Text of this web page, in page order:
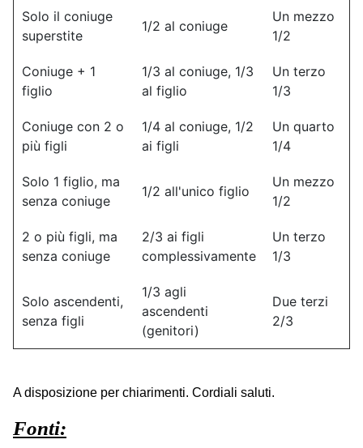
Solo il coniuge
superstite
1/2 al coniuge
Un mezzo
1/2
Coniuge + 1
figlio
1/3 al coniuge, 1/3
al figlio
Un terzo
1/3
Coniuge con 2 o
più figli
1/4 al coniuge, 1/2
ai figli
Un quarto
1/4
Solo 1 figlio, ma
senza coniuge
1/2 all'unico figlio
Un mezzo
1/2
2 o più figli, ma
senza coniuge
2/3 ai figli
complessivamente
Un terzo
1/3
Solo ascendenti,
senza figli
1/3 agli
ascendenti
(genitori)
Due terzi
2/3
A disposizione per chiarimenti. Cordiali saluti.
Fonti: